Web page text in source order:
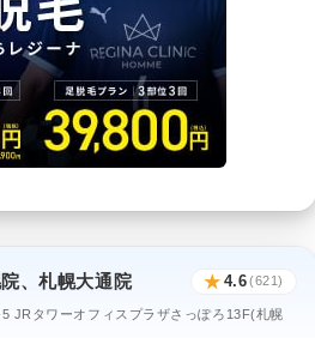
、札幌大通院 ★ 4.6(621)
JRタワーオフィスプラザさっぽろ13F(札幌